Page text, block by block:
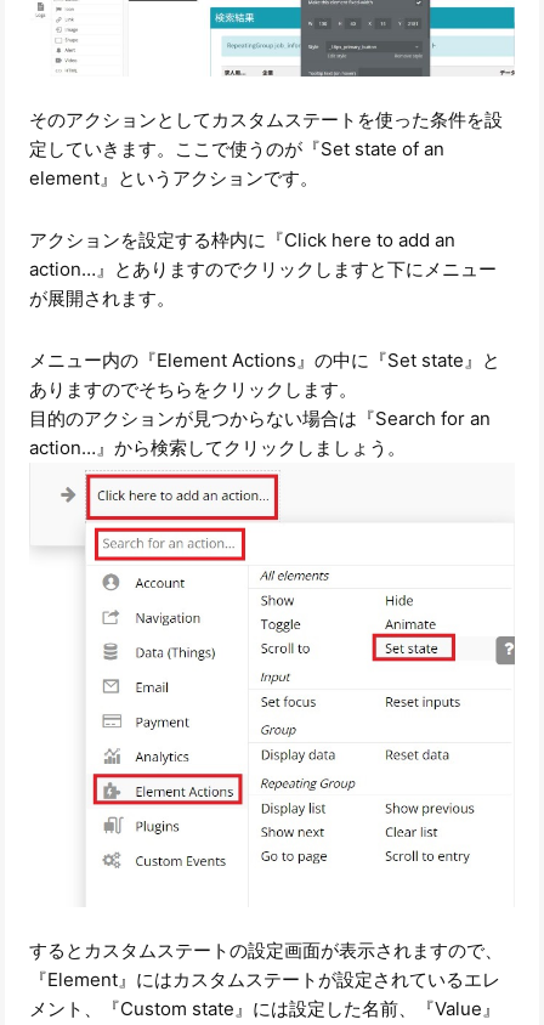
そのアクションとしてカスタムステートを使った条件を設
定していきます。ここで使うのが『Set state of an
element』というアクションです。
アクションを設定する枠内に『Click here to add an
action…』とありますのでクリックしますと下にメニュー
が展開されます。
メニュー内の『Element Actions』の中に『Set state』と
ありますのでそちらをクリックします。
目的のアクションが見つからない場合は『Search for an
action…』から検索してクリックしましょう。
するとカスタムステートの設定画面が表示されますので、
『Element』にはカスタムステートが設定されているエレ
メント、『Custom state』には設定した名前、『Value』